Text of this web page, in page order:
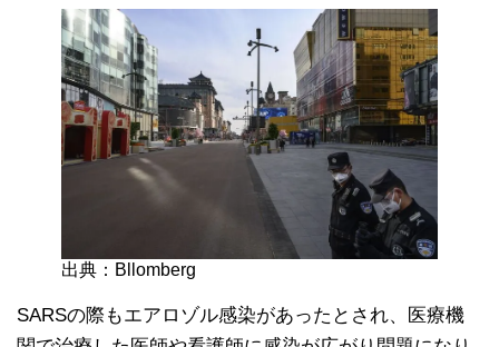
出典：Bllomberg
SARSの際もエアロゾル感染があったとされ、医療機